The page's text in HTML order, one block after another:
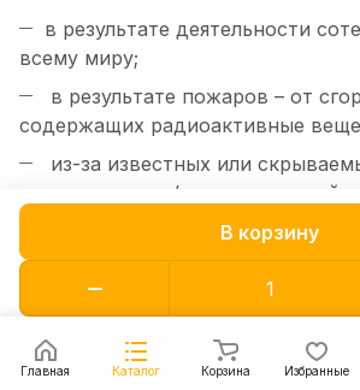
В корзину
в результате деятельности
всему миру;
в результате пожаров – от
содержащих радиоактивные
из-за известных или
промышленных/военных аварий,
благодаря перемещению
зон, где находятся открытые
радиоактивных отходов
например, из-за оползней,
раскопанные при строительстве).
Главная Каталог Корзина Избранные